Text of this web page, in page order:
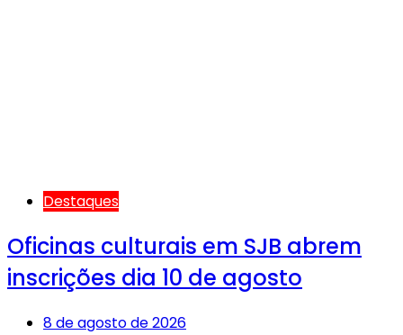
Destaques
Oficinas culturais em SJB abrem
inscrições dia 10 de agosto
8 de agosto de 2026